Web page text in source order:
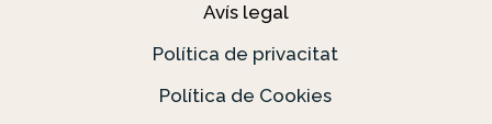
Avís legal
Política de privacitat
Política de Cookies